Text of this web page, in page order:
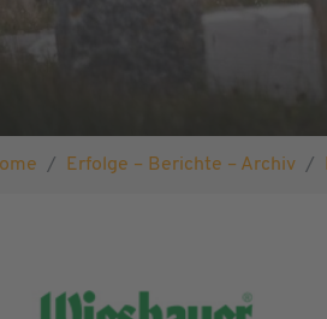
Erfolge – Berichte – Archiv